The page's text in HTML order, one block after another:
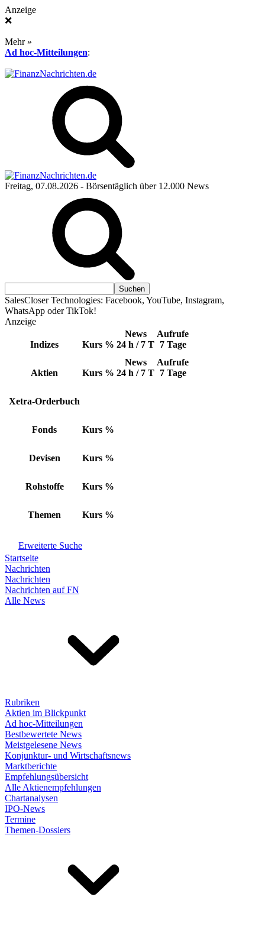
Anzeige
❌
Mehr »
Ad hoc-Mitteilungen:
Freitag, 07.08.2026 - Börsentäglich über 12.000 News
SalesCloser Technologies: Facebook, YouTube, Instagram,
WhatsApp oder TikTok!
Anzeige
Indizes Kurs %
News
24 h / 7 T
Aufrufe
7 Tage
Aktien Kurs %
News
24 h / 7 T
Aufrufe
7 Tage
Xetra-Orderbuch
Fonds Kurs %
Devisen Kurs %
Rohstoffe Kurs %
Themen Kurs %
Erweiterte Suche
Startseite
Nachrichten
Nachrichten
Nachrichten auf FN
Alle News
Rubriken
Aktien im Blickpunkt
Ad hoc-Mitteilungen
Bestbewertete News
Meistgelesene News
Konjunktur- und Wirtschaftsnews
Marktberichte
Empfehlungsübersicht
Alle Aktienempfehlungen
Chartanalysen
IPO-News
Termine
Themen-Dossiers